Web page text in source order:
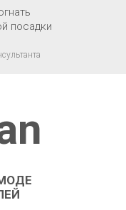
посадки